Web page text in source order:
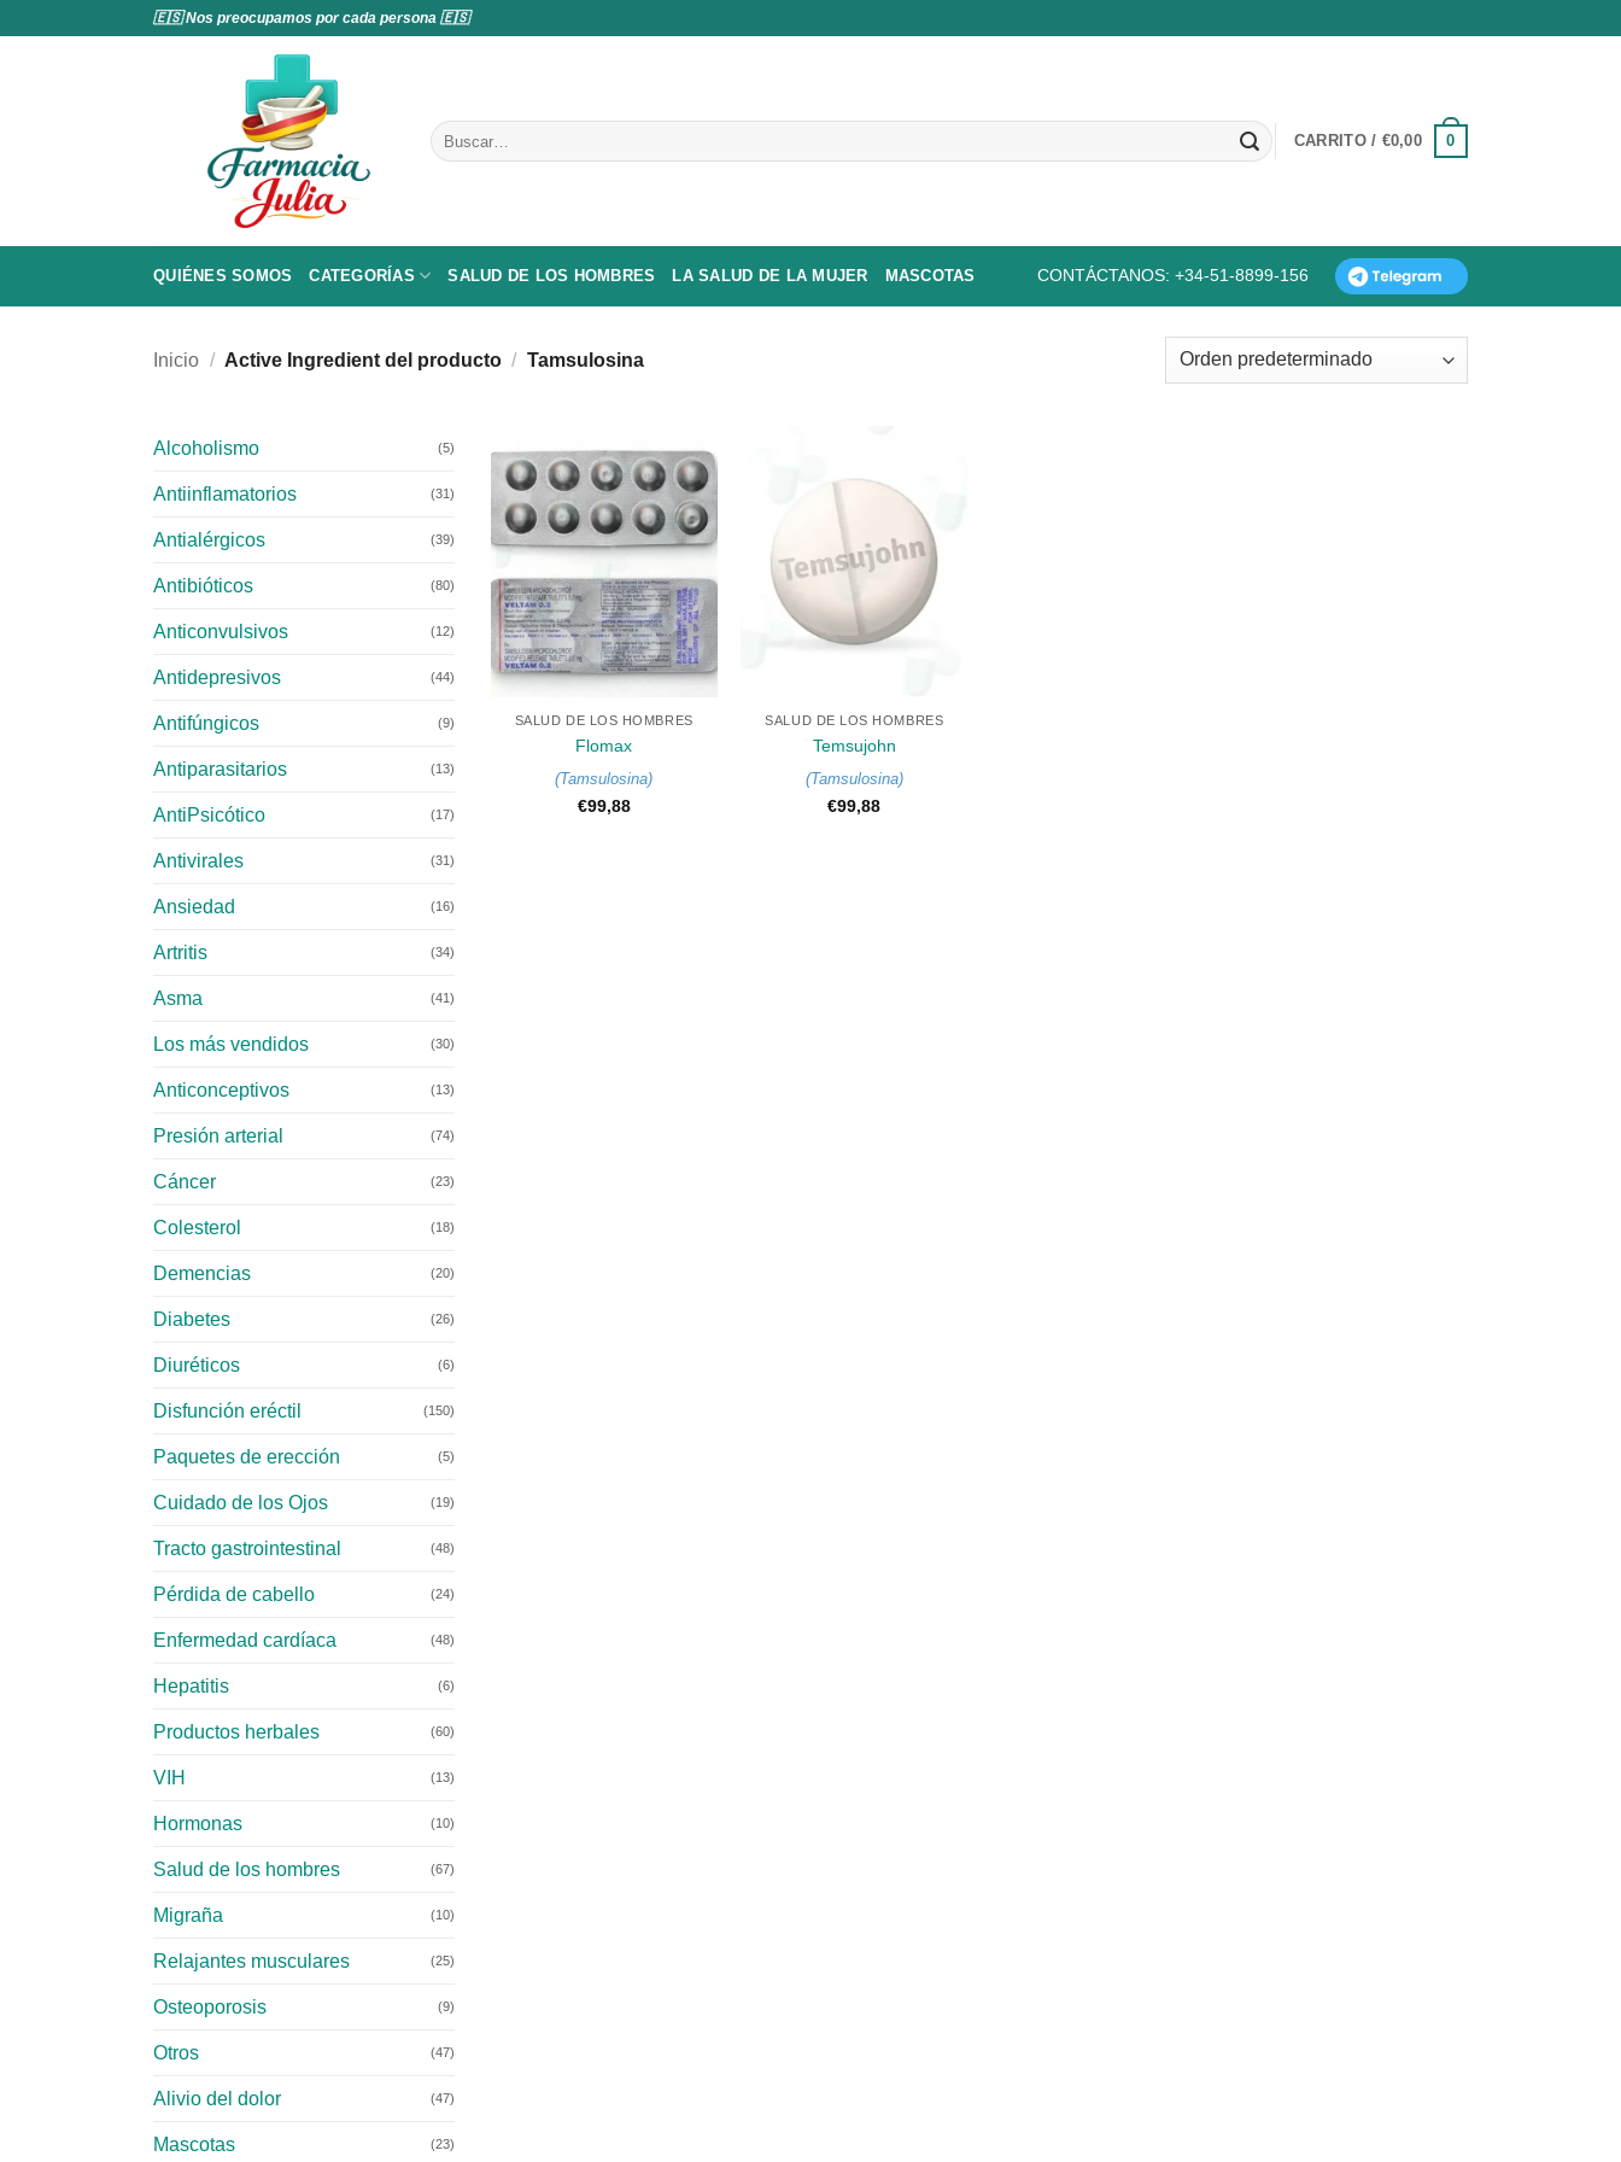
🇪🇸 Nos preocupamos por cada persona 🇪🇸
Buscar
por:
CARRITO / €0,00 0
QUIÉNES SOMOS CATEGORÍAS SALUD DE LOS HOMBRES LA SALUD DE LA MUJER MASCOTAS CONTÁCTANOS: +34-51-8899-156
Inicio / Active Ingredient del producto / Tamsulosina
Alcoholismo (5)
Antiinflamatorios (31)
Antialérgicos (39)
Antibióticos (80)
Anticonvulsivos (12)
Antidepresivos (44)
Antifúngicos (9)
Antiparasitarios (13)
AntiPsicótico (17)
Antivirales (31)
Ansiedad (16)
Artritis (34)
Asma (41)
Los más vendidos (30)
Anticonceptivos (13)
Presión arterial (74)
Cáncer (23)
Colesterol (18)
Demencias (20)
Diabetes (26)
Diuréticos (6)
Disfunción eréctil (150)
Paquetes de erección (5)
Cuidado de los Ojos (19)
Tracto gastrointestinal (48)
Pérdida de cabello (24)
Enfermedad cardíaca (48)
Hepatitis (6)
Productos herbales (60)
VIH (13)
Hormonas (10)
Salud de los hombres (67)
Migraña (10)
Relajantes musculares (25)
Osteoporosis (9)
Otros (47)
Alivio del dolor (47)
Mascotas (23)
+
SALUD DE LOS HOMBRES
Flomax
(Tamsulosina)
€99,88
SALUD DE LOS HOMBRES
Temsujohn
(Tamsulosina)
€99,88